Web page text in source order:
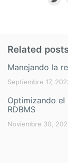
Related
Manejando la
Septiembre 17,
Optimizando el
RDBMS
Noviembre 30,